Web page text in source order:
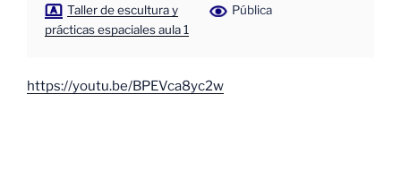
Taller de escultura y
prácticas espaciales aula 1
Pública
https://youtu.be/BPEVca8yc2w